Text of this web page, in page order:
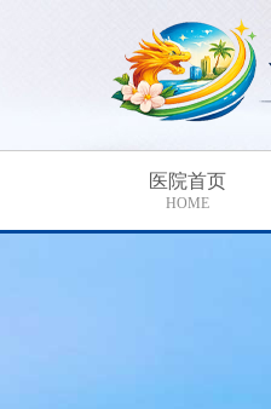
医院首页
HOME